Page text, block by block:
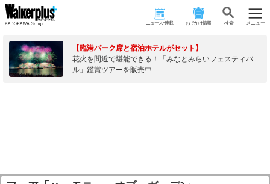
ニュース･連載 おでかけ情報 検 索 メニュー
【臨港パーク席と宿泊ホテルがセット】
花火を間近で堪能できる！「みなとみらいフェスティバ
ル」鑑賞ツアーを販売中